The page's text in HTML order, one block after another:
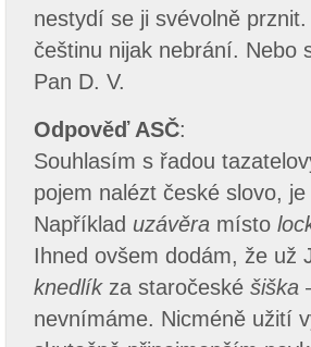
nestydí se ji svévolně
češtinu nijak nebrání. Nebo
Pan D. V.
Odpověď ASČ:
Souhlasím s řadou
pojem nalézt české slovo,
Například uzávěra místo
Ihned ovšem dodám, že už
knedlíkza staročeské šiška
nevnímáme. Nicméně užití